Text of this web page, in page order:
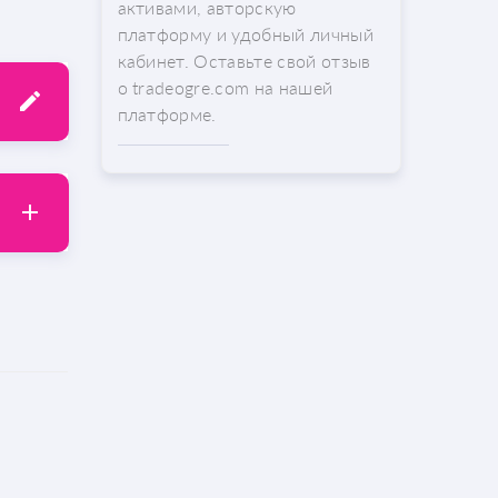
активами, авторскую
платформу и удобный личный
кабинет. Оставьте свой отзыв
о tradeogre.com на нашей
платформе.